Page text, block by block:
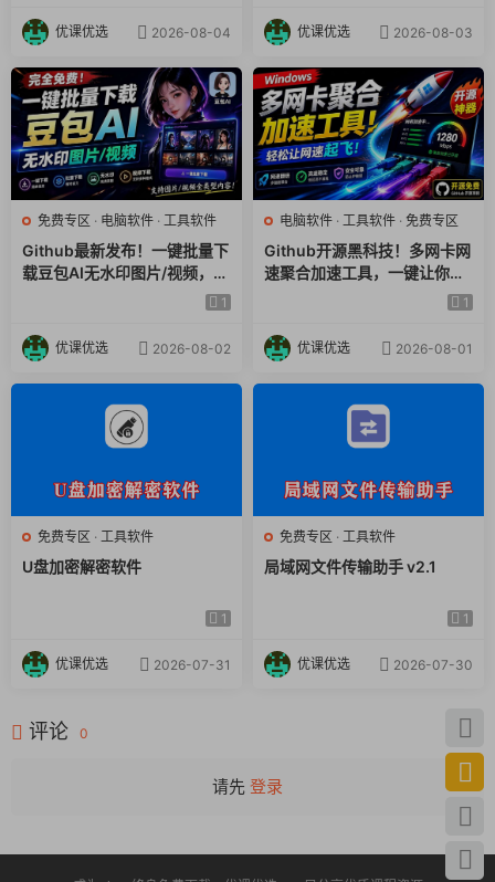
无论你是想移除烦人的广告、解锁应用中的付费功能，还是管理
设备上的应用程序，Lucky Patcher 都能为你提供强大的支持和
便利，是安卓用户不可或缺的利器
优课优选 2026-08-04 优课优选 2026-08-03
免费专区 · 电脑软件 · 工具软件
Github最新发布！一键批量下
载豆包AI无水印图片/视频，简
单易用，自动解析提示词，do
1
优课优选 2026-08-02
电脑软件 · 工具软件 · 免费专区
Github开源黑科技！多网卡网
速聚合加速工具，一键让你的
电脑网速起飞，这感觉也太爽1
优课优选 2026-08-01
免费专区 · 工具软件
U盘加密解密软件
1
优课优选 2026-07-31
免费专区 · 工具软件
局域网文件传输助手 v2.1
1
优课优选 2026-07-30
评论 0
请先 登录